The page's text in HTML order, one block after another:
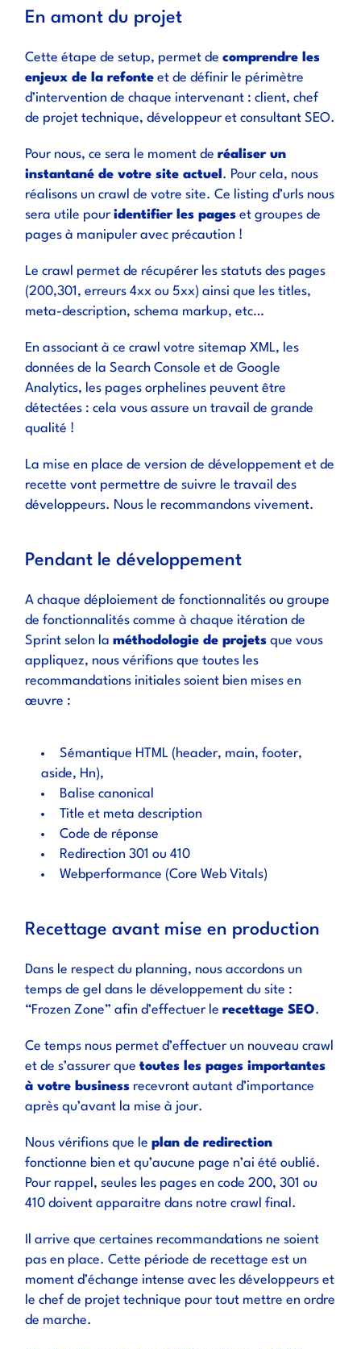
En amont du projet
Cette étape de setup, permet decomprendre les
enjeux de la refonte et de définir le périmètre
d’intervention de chaque intervenant : client, chef
de projet technique, développeur et consultant SEO.
Pour nous, ce sera le moment deréaliser un
instantané de votre site actuel . Pour cela, nous
réalisons un crawl de votre site. Ce listing d’urls nous
sera utile pouridentifier les pages et groupes de
pages à manipuler avec précaution !
Le crawl permet de récupérer les statuts des pages
(200,301, erreurs 4xx ou 5xx) ainsi que les titles,
meta-description, schema markup, etc…
En associant à ce crawl votre sitemap XML, les
données de la Search Console et de Google
Analytics, les pages orphelines peuvent être
détectées : cela vous assure un travail de grande
qualité !
La mise en place de version de développement et de
recette vont permettre de suivre le travail des
développeurs. Nous le recommandons vivement.
Pendant le développement
A chaque déploiement de fonctionnalités ou groupe
de fonctionnalités comme à chaque itération de
Sprint selon laméthodologie de projets que vous
appliquez, nous vérifions que toutes les
recommandations initiales soient bien mises en
œuvre :
Sémantique HTML (header, main, footer,
aside, Hn),
Balise canonical
Title et meta description
Code de réponse
Redirection 301 ou 410
Webperformance (Core Web Vitals)
Recettage avant mise en production
Dans le respect du planning, nous accordons un
temps de gel dans le développement du site :
“Frozen Zone” afin d’effectuer lerecettage SEO.
Ce temps nous permet d’effectuer un nouveau crawl
et de s’assurer quetoutes les pages importantes
à votre business recevront autant d’importance
après qu’avant la mise à jour.
Nous vérifions que leplan de redirection
fonctionne bien et qu’aucune page n’ai été oublié.
Pour rappel, seules les pages en code 200, 301 ou
410 doivent apparaitre dans notre crawl final.
Il arrive que certaines recommandations ne soient
pas en place. Cette période de recettage est un
moment d’échange intense avec les développeurs et
le chef de projet technique pour tout mettre en ordre
de marche.